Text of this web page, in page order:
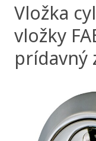
Vložka
vložky
prídavný